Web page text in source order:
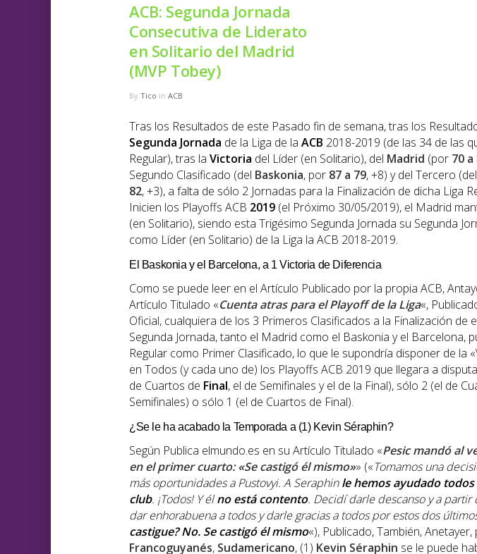
ACB: Segunda Jornada
Consecutiva de Liderato
en Solitario del Madrid
(MVP Tobey)
By Tico in ACB
Tras los Resultados de este Pasado fin de semana, tras los
Segunda Jornada de la Liga de la ACB 2018-2019 (de las 34 de las
Regular), tras la Victoria del Líder (en Solitario), del Madrid (por 70 a
Segundo Clasificado (del Baskonia, por 87 a 79, +8) y del Tercero (del
82, +3), a falta de sólo 2 Jornadas para la Finalización de dicha Liga
Inicien los Playoffs ACB 2019 (el Próximo 30/05/2019), el Madrid
(en Solitario), siendo esta Trigésimo Segunda Jornada su Segunda
como Líder (en Solitario) de la Liga la ACB 2018-2019.
El Baskonia y el Barcelona, a 1 Victoria de Diferencia
Como se puede leer en el Artículo Publicado por la propia ACB,
Artículo Titulado «Cuenta atras para el Playoff de la Liga«,
Oficial, cualquiera de los 3 Primeros Clasificados a la Finalización de
Segunda Jornada, tanto el Madrid como el Baskonia y el Barcelona,
Regular como Primer Clasificado, lo que le supondría disponer de la
en Todos (y cada uno de) los Playoffs ACB 2019 que llegara a
de Cuartos de Final, el de Semifinales y el de la Final), sólo 2 (el de
Semifinales) o sólo 1 (el de Cuartos de Final).
¿Se le ha acabado la Temporada a (1) Kevin Séraphin?
Según Publica elmundo.es en su Artículo Titulado «Pesic mandó al
en el primer cuarto: «Se castigó él mismo»» («Tomamos una
más oportunidades a Pustovyi. A Seraphinle hemos ayudado
club. ¡Todos! Y élno está contento. Decidí darle descanso y a partir
dar enhorabuena a todos y darle gracias a todos por estos dos
castigue? No. Se castigó él mismo«), Publicado, También,
Francoguyanés, Sudamericano, (1) Kevin Séraphin se le puede